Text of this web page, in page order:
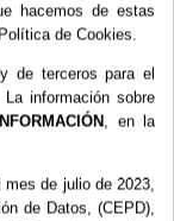
de
hacemos de estas
de Cookies.
de terceros para el
información sobre
, en la
de julio de 2023,
de Datos, (CEPD),